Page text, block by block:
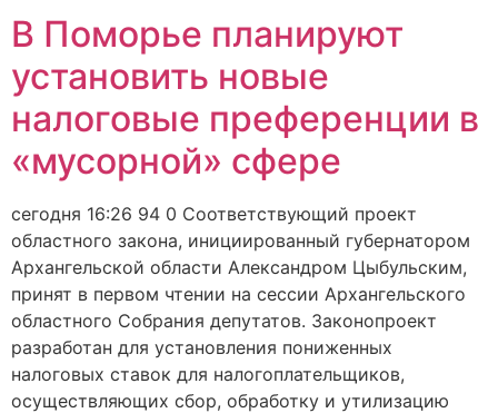
В Поморье планируют
установить новые
налоговые преференции в
«мусорной» сфере
сегодня 16:26 94 0 Соответствующий проект
областного закона, инициированный губернатором
Архангельской области Александром Цыбульским,
принят в первом чтении на сессии Архангельского
областного Собрания депутатов. Законопроект
разработан для установления пониженных
налоговых ставок для налогоплательщиков,
осуществляющих сбор, обработку и утилизацию